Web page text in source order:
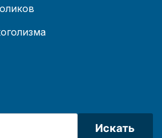
Искать